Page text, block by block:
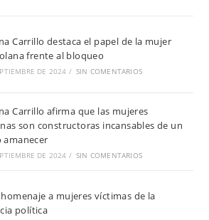
Carrillo destaca el papel de la mujer
frente al bloqueo
DE 2024 / SIN COMENTARIOS
Carrillo afirma que las mujeres
son constructoras incansables de un
amanecer
DE 2024 / SIN COMENTARIOS
a mujeres víctimas de la
política